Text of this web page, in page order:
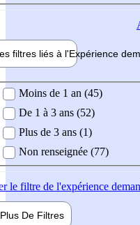
filtres liés à l'Expérience
demandée
Moins de 1 an (45)
De 1 à 3 ans (52)
Plus de 3 ans (1)
Non renseignée (77)
le filtre de l'expérience
Plus De Filtres